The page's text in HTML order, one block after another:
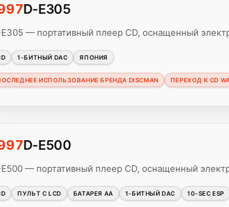
D-E305
— портативный плеер CD, оснащенный
1-БИТНЫЙ DAC ЯПОНИЯ
ИСПОЛЬЗОВАНИЕ БРЕНДА DISCMAN ПЕРЕХОД К CD
D-E500
— портативный плеер CD, оснащенный
ПУЛЬТ С LCD БАТАРЕЯ AA 1-БИТНЫЙ DAC 10-SEC ESP